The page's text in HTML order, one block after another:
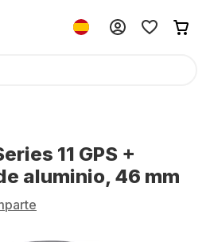
11 GPS +
aluminio, 46 ​​mm